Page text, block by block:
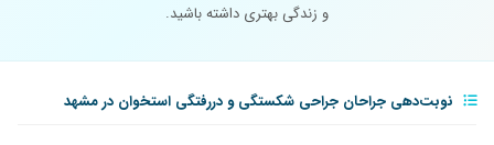
و زندگی بهتری داشته باشید.
نوبت‌دهی جراحان جراحی شکستگی و دررفتگی استخوان در مشهد